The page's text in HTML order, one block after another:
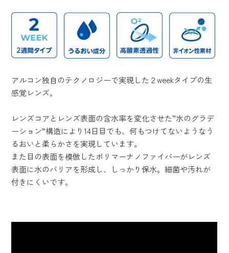
アルコン独自のテクノロジーで実現した２weekタイプの生
感覚レンズ。
レンズコアとレンズ表面の含水率を変化させた“水のグラデ
ーション”構造により14日目でも、何もつけてないようなう
るおいと柔らかさを実現しています。
また目の表面を模倣したポリマーナノファイバーがレンズ
表面に水のバリアを形成し、しっかり保水。細菌や汚れが
付きにくいです。